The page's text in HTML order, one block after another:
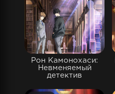
Рон Камонохаси:
Невменяемый
детектив